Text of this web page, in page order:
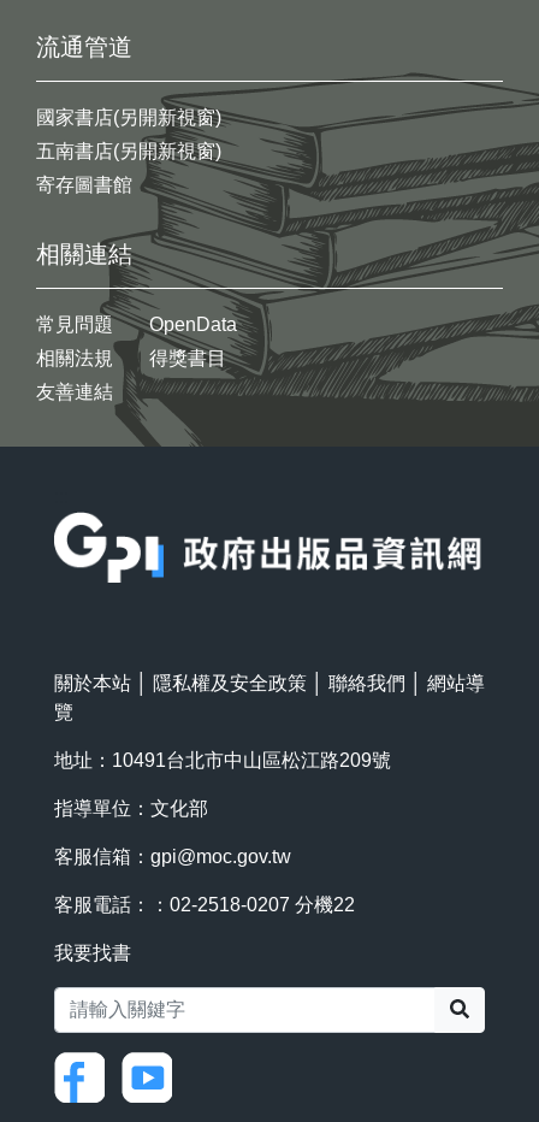
流通管道
國家書店(另開新視窗)
五南書店(另開新視窗)
寄存圖書館
相關連結
常見問題
相關法規
友善連結
OpenData
得獎書目
關於本站 隱私權及安全政策 聯絡我們
網站導
覽
地址：10491台北市中山區松江路209號
指導單位：文化部
客服信箱： gpi@moc.gov.tw
客服電話：：02-2518-0207 分機22
我要找書